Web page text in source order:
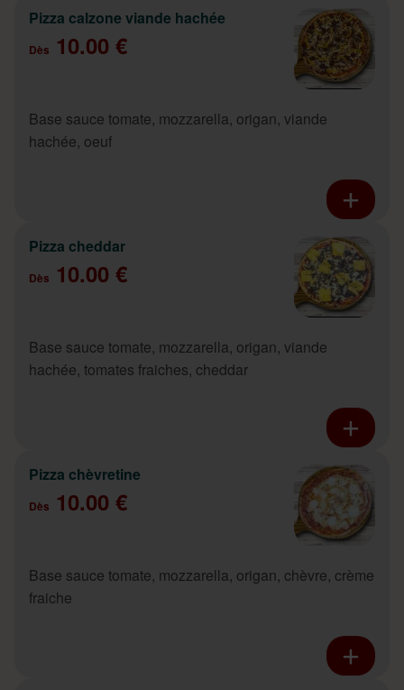
Pizza calzone viande hachée
Dès 10.00 €
Base sauce tomate, mozzarella, origan, viande
hachée, oeuf
Pizza cheddar
Dès 10.00 €
Base sauce tomate, mozzarella, origan, viande
hachée, tomates fraiches, cheddar
Pizza chèvretine
Dès 10.00 €
Base sauce tomate, mozzarella, origan, chèvre, crème
fraiche